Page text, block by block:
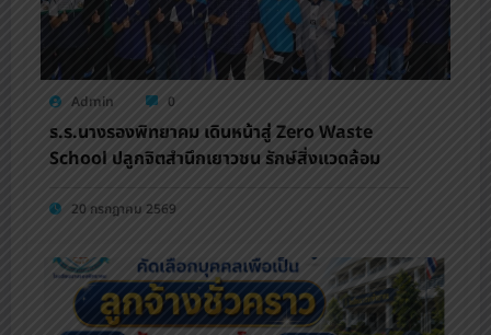
Admin 0
ร.ร.นางรองพิทยาคม เดินหน้าสู่ Zero Waste
School ปลูกจิตสำนึกเยาวชน รักษ์สิ่งแวดล้อม
20 กรกฎาคม 2569